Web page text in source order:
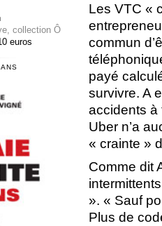
Les VTC «
commun
payé
survivre. A
accidents à
Uber n’a
« crainte »
Comme dit
». « Sauf
Plus de
collection Ô
euros